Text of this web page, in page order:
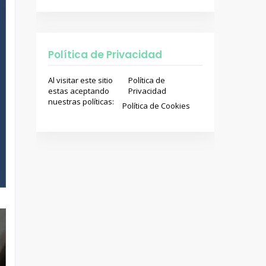
Política de Privacidad
Al visitar este sitio
estas aceptando
nuestras políticas:
Política de
Privacidad
Política de Cookies